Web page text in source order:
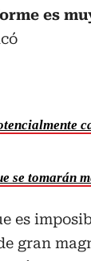
es
se tomarán
es
gran